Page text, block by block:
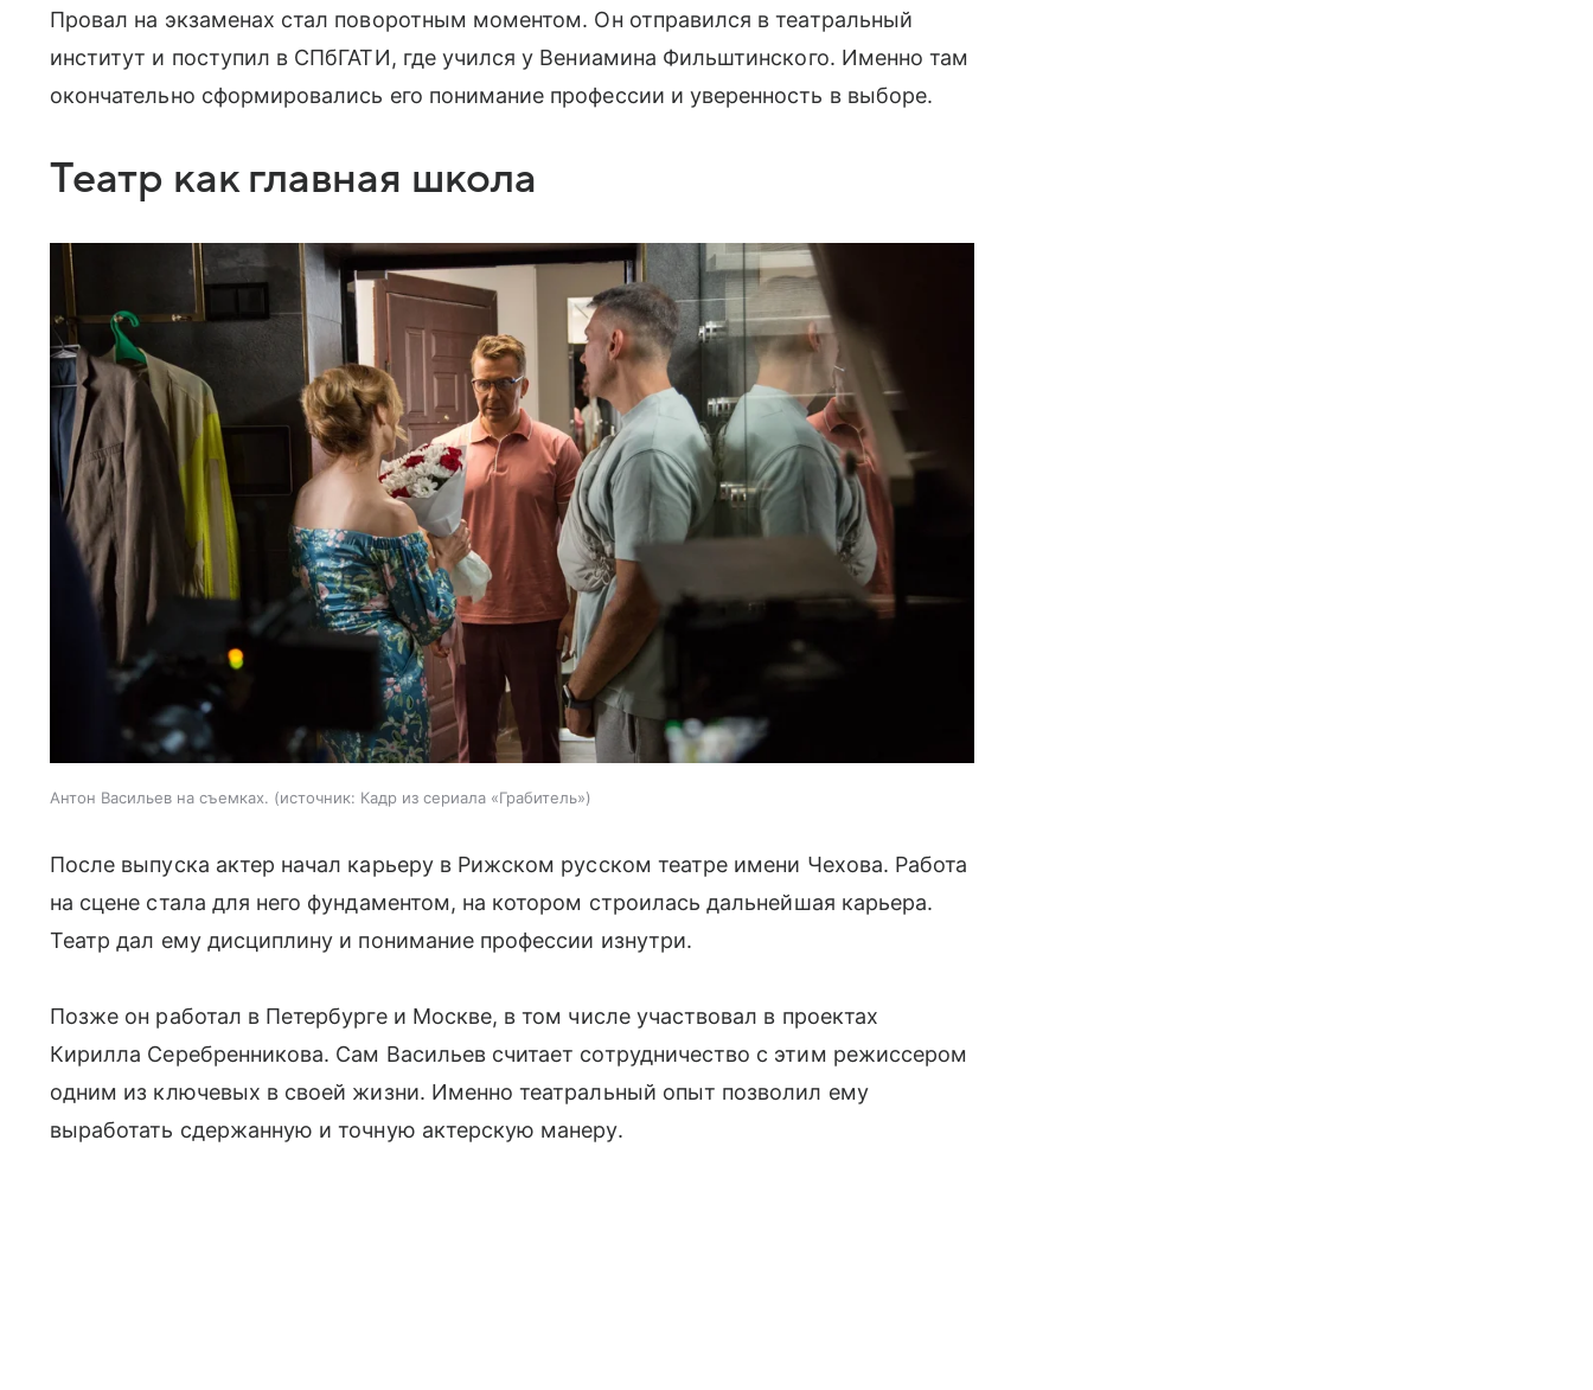
Провал на экзаменах стал поворотным моментом. Он отправился в театральный
институт и поступил в СПбГАТИ, где учился у Вениамина Фильштинского. Именно там
окончательно сформировались его понимание профессии и уверенность в выборе.
Театр как главная школа
Антон Васильев на съемках. источник: Кадр из сериала «Грабитель»
После выпуска актер начал карьеру в Рижском русском театре имени Чехова. Работа
на сцене стала для него фундаментом, на котором строилась дальнейшая карьера.
Театр дал ему дисциплину и понимание профессии изнутри.
Позже он работал в Петербурге и Москве, в том числе участвовал в проектах
Кирилла Серебренникова. Сам Васильев считает сотрудничество с этим режиссером
одним из ключевых в своей жизни. Именно театральный опыт позволил ему
выработать сдержанную и точную актерскую манеру.